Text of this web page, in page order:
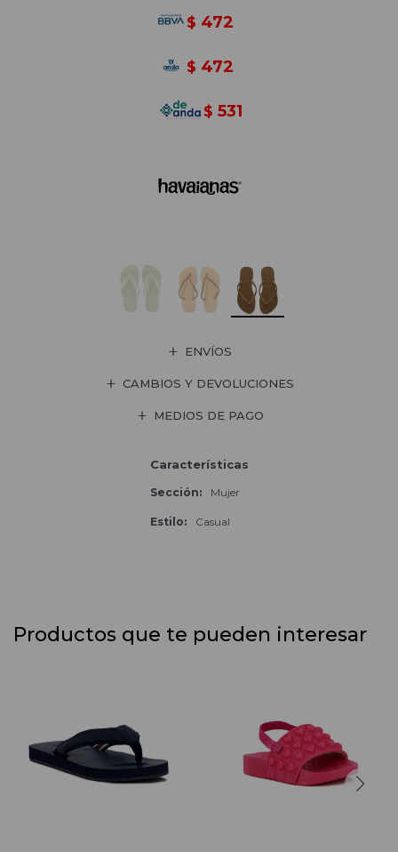
$ 472
$ 472
$ 531
ENVÍOS
CAMBIOS Y DEVOLUCIONES
MEDIOS DE PAGO
Características
Sección Mujer
Estilo Casual
Productos que te pueden interesar